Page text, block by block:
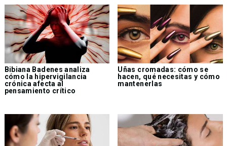
Bibiana Badenes analiza
cómo la hipervigilancia
crónica afecta al
pensamiento crítico
Uñas cromadas: cómo se
hacen, qué necesitas y cómo
mantenerlas